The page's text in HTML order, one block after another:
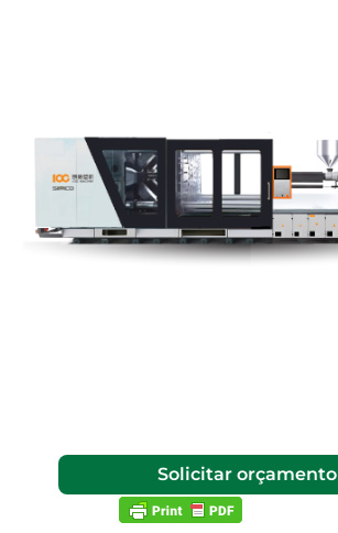
Solicitar orçamento